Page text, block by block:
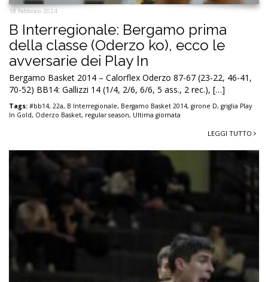
18 Febbraio 2024
B Interregionale: Bergamo prima
della classe (Oderzo ko), ecco le
avversarie dei Play In
Bergamo Basket 2014 – Calorflex Oderzo 87-67 (23-22, 46-41,
70-52) BB14: Gallizzi 14 (1/4, 2/6, 6/6, 5 ass., 2 rec.), […]
Tags: #bb14, 22a, B Interregionale, Bergamo Basket 2014, girone D, griglia Play
In Gold, Oderzo Basket, regular season, Ultima giornata
LEGGI TUTTO